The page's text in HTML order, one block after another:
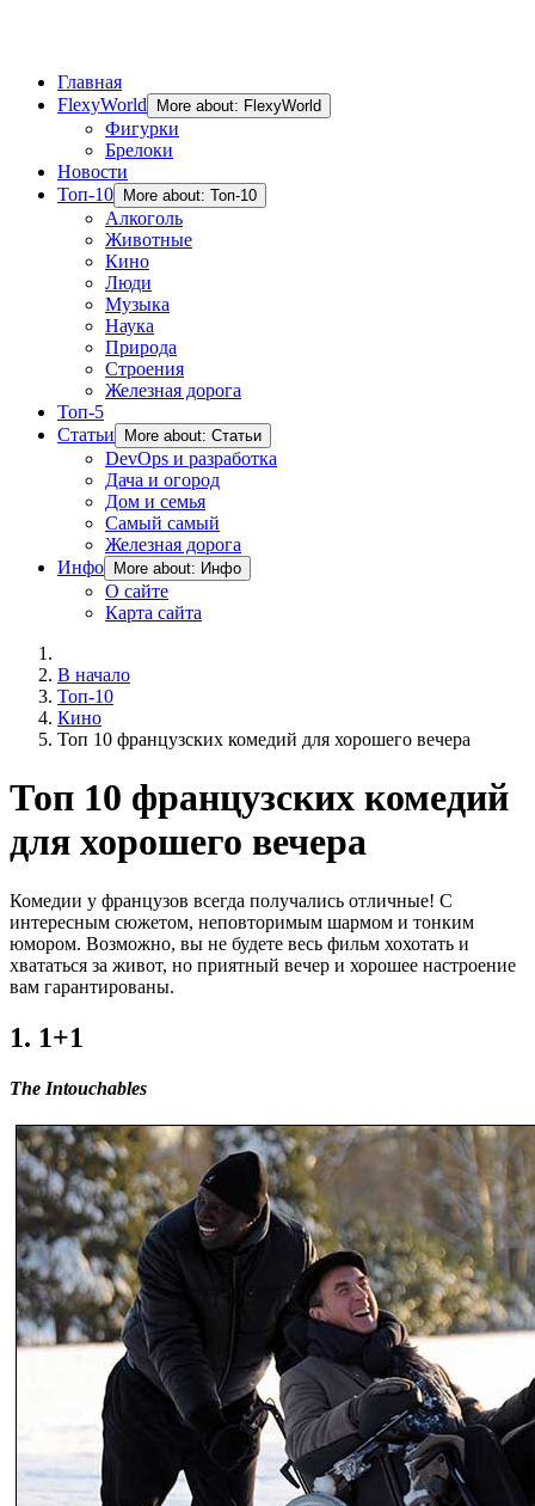
Главная
FlexyWorld
More about: FlexyWorld
Фигурки
Брелоки
Новости
Топ-10
More about: Топ-10
Алкоголь
Животные
Кино
Люди
Музыка
Наука
Природа
Строения
Железная дорога
Топ-5
Статьи
More about: Статьи
DevOps и разработка
Дача и огород
Дом и семья
Самый самый
Железная дорога
Инфо
More about: Инфо
О сайте
Карта сайта
В начало
Топ-10
Кино
Топ 10 французских комедий для хорошего вечера
Топ 10 французских комедий
для хорошего вечера
Комедии у французов всегда получались отличные! С
интересным сюжетом, неповторимым шармом и тонким
юмором. Возможно, вы не будете весь фильм хохотать и
хвататься за живот, но приятный вечер и хорошее настроение
вам гарантированы.
1. 1+1
The Intouchables